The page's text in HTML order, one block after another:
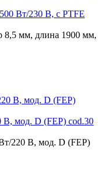
Вт/230 В, с PTFE
8,5 мм, длина 1900 мм,
В, мод. D (FEP) cod.30
220 В, мод. D (FEP)